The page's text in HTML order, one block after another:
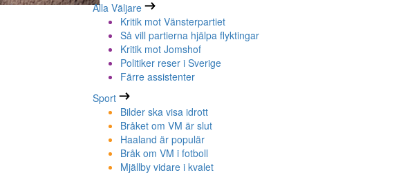
Alla Väljare
Kritik mot Vänsterpartiet
Så vill partierna hjälpa flyktingar
Kritik mot Jomshof
Politiker reser i Sverige
Färre assistenter
Sport
Bilder ska visa idrott
Bråket om VM är slut
Haaland är populär
Bråk om VM i fotboll
Mjällby vidare i kvalet